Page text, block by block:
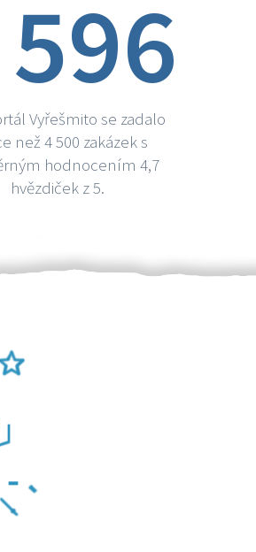
Vyřešmito se zadalo
než 4 500 zakázek s
hodnocením 4,7
hvězdiček z 5.